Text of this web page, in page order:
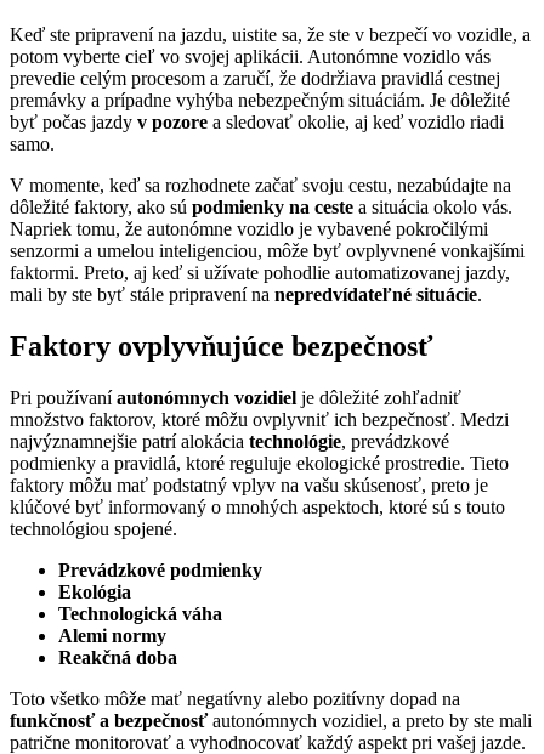
Keď ste pripravení na jazdu, uistite sa, že ste v bezpečí vo vozidle, a
potom vyberte cieľ vo svojej aplikácii. Autonómne vozidlo vás
prevedie celým procesom a zaručí, že dodržiava pravidlá cestnej
premávky a prípadne vyhýba nebezpečným situáciám. Je dôležité
byť počas jazdy v pozore a sledovať okolie, aj keď vozidlo riadi
samo.
V momente, keď sa rozhodnete začať svoju cestu, nezabúdajte na
dôležité faktory, ako sú podmienky na ceste a situácia okolo vás.
Napriek tomu, že autonómne vozidlo je vybavené pokročilými
senzormi a umelou inteligenciou, môže byť ovplyvnené vonkajšími
faktormi. Preto, aj keď si užívate pohodlie automatizovanej jazdy,
mali by ste byť stále pripravení na nepredvídateľné situácie.
Faktory ovplyvňujúce bezpečnosť
Pri používaníautonómnych vozidiel je dôležité zohľadniť
množstvo faktorov, ktoré môžu ovplyvniť ich bezpečnosť. Medzi
najvýznamnejšie patrí alokácia technológie, prevádzkové
podmienky a pravidlá, ktoré reguluje ekologické prostredie. Tieto
faktory môžu mať podstatný vplyv na vašu skúsenosť, preto je
klúčové byť informovaný o mnohých aspektoch, ktoré sú s touto
technológiou spojené.
Prevádzkové podmienky
Ekológia
Technologická váha
Alemi normy
Reakčná doba
Toto všetko môže mať negatívny alebo pozitívny dopad na
funkčnosť a bezpečnosťautonómnych vozidiel, a preto by ste mali
patrične monitorovať a vyhodnocovať každý aspekt pri vašej jazde.